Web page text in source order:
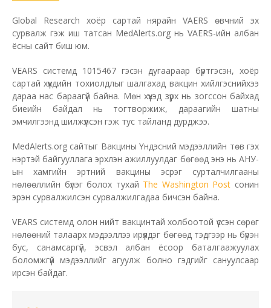
Global Research хоёр сартай нярайн VAERS өвчний эх
сурвалж гэж иш татсан MedAlerts.org нь VAERS-ийн албан
ёсны сайт биш юм.
VEARS системд 1015467 гэсэн дугаараар бүртгэсэн, хоёр
сартай хүүхдийн тохиолдлыг шалгахад вакцин хийлгэснийхээ
дараа нас бараагүй байна. Мөн хүүхэд зүрх нь зогссон байхад
биеийн байдал нь тогтворжиж, дараагийн шатны
эмчилгээнд шилжүүлсэн гэж тус тайланд дурджээ.
MedAlerts.org сайтыг Вакцины Үндэсний мэдээллийн төв гэх
нэртэй байгууллага эрхлэн ажиллуулдаг бөгөөд энэ нь АНУ-
ын хамгийн эртний вакцины эсрэг сурталчилгааны
нөлөөллийн бүлэг болох тухай The Washington Post сонин
эрэн сурвалжилсэн сурвалжилгадаа бичсэн байна.
VEARS системд олон нийт вакцинтай холбоотой үүссэн сөрөг
нөлөөний талаарх мэдээллээ ирүүлдэг бөгөөд тэдгээр нь бүрэн
бус, санамсаргүй, эсвэл албан ёсоор баталгаажуулах
боломжгүй мэдээллийг агуулж болно гэдгийг сануулсаар
ирсэн байдаг.